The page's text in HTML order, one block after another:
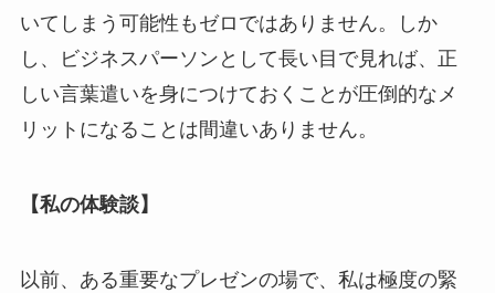
いてしまう可能性もゼロではありません。しか
し、ビジネスパーソンとして長い目で見れば、正
しい言葉遣いを身につけておくことが圧倒的なメ
リットになることは間違いありません。
【私の体験談】
以前、ある重要なプレゼンの場で、私は極度の緊